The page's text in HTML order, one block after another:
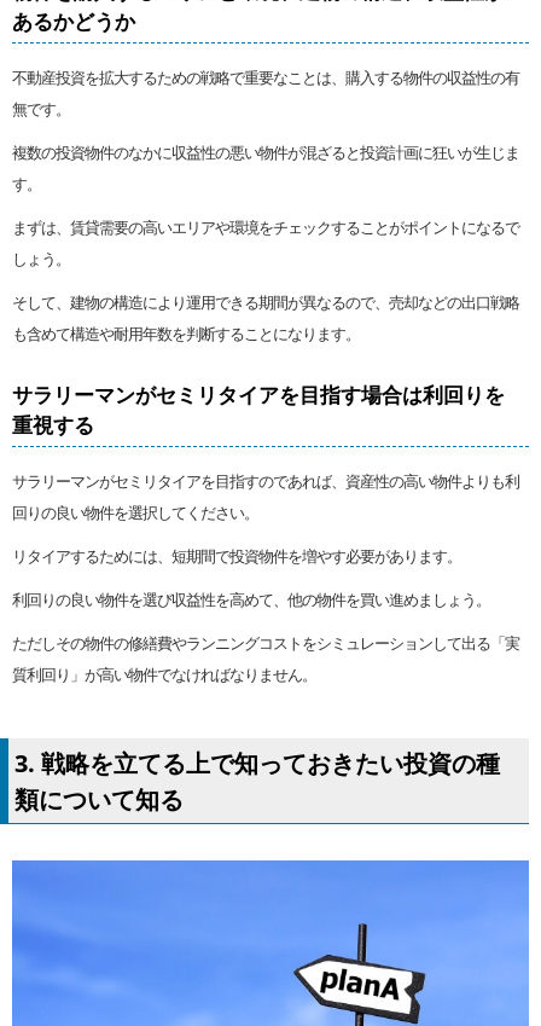
あるかどうか
不動産投資を拡大するための戦略で重要なことは、購入する物件の収益性の有
無です。
複数の投資物件のなかに収益性の悪い物件が混ざると投資計画に狂いが生じま
す。
まずは、賃貸需要の高いエリアや環境をチェックすることがポイントになるで
しょう。
そして、建物の構造により運用できる期間が異なるので、売却などの出口戦略
も含めて構造や耐用年数を判断することになります。
サラリーマンがセミリタイアを目指す場合は利回りを
重視する
サラリーマンがセミリタイアを目指すのであれば、資産性の高い物件よりも利
回りの良い物件を選択してください。
リタイアするためには、短期間で投資物件を増やす必要があります。
利回りの良い物件を選び収益性を高めて、他の物件を買い進めましょう。
ただしその物件の修繕費やランニングコストをシミュレーションして出る「実
質利回り」が高い物件でなければなりません。
3. 戦略を立てる上で知っておきたい投資の種
類について知る